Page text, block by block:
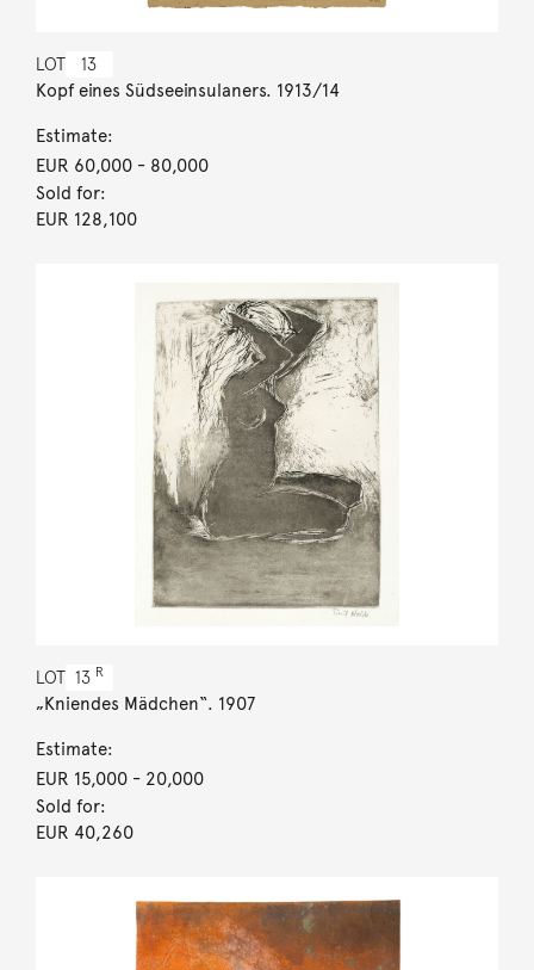
LOT 13
Kopf eines Südseeinsulaners. 1913/14
Estimate:
EUR 60,000- 80,000
Sold for:
EUR 128,100
LOT 13 R
„Kniendes Mädchen“. 1907
Estimate:
EUR 15,000- 20,000
Sold for:
EUR 40,260